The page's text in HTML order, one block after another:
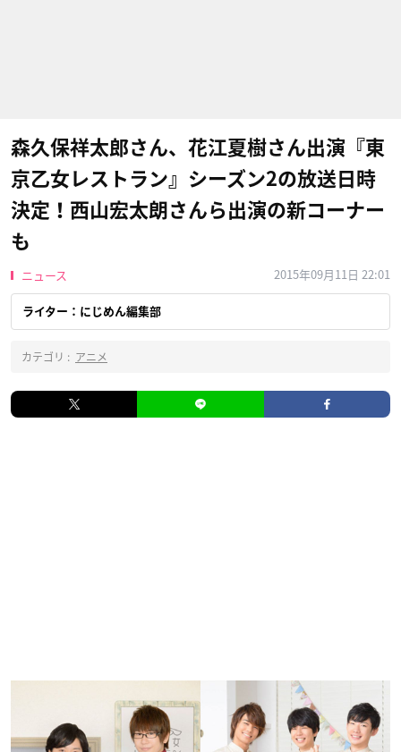
森久保祥太郎さん、花江夏樹さん出演『東
京乙女レストラン』シーズン2の放送日時
決定！西山宏太朗さんら出演の新コーナー
も
ニュース 2015年09月11日 22:01
ライター：にじめん編集部
カテゴリ : アニメ